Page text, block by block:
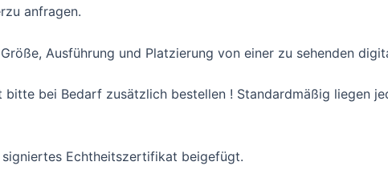
anfragen.
Ausführung und Platzierung von einer zu sehenden
bitte bei Bedarf zusätzlich bestellen ! Standardmäßig liegen
Echtheitszertifikat beigefügt.